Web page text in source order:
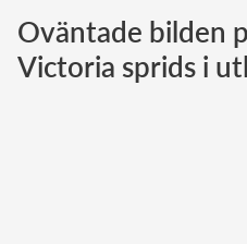
Norska
Danska
Oväntade bilden
Victoria sprids i